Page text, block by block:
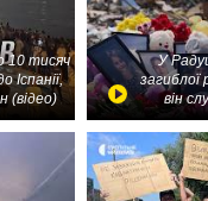
10 тисяч
Іспанії,
(відео)
У
він